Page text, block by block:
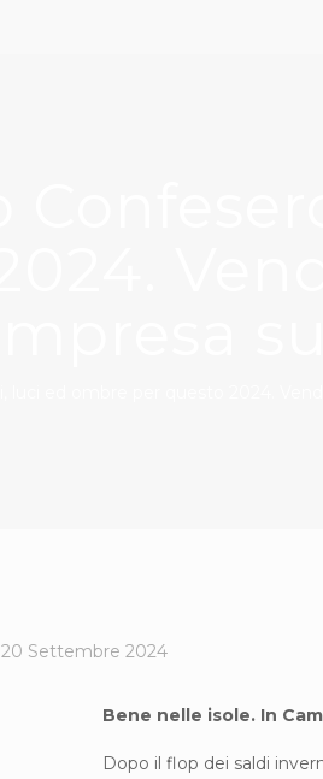
20 Settembre 2024
Bene nelle isole. In
Dopo il flop dei saldi